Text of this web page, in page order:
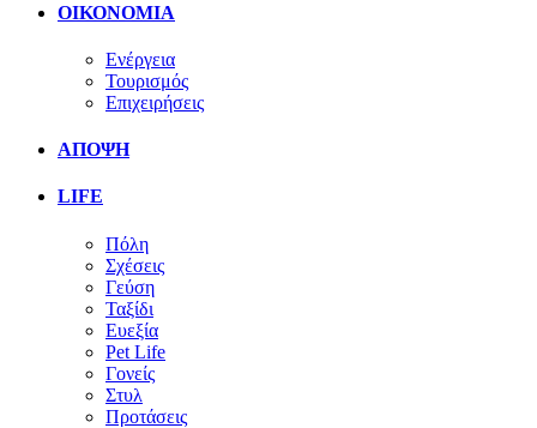
ΟΙΚΟΝΟΜΙΑ
Ενέργεια
Τουρισμός
Επιχειρήσεις
ΑΠΟΨΗ
LIFE
Πόλη
Σχέσεις
Γεύση
Ταξίδι
Ευεξία
Pet Life
Γονείς
Στυλ
Προτάσεις